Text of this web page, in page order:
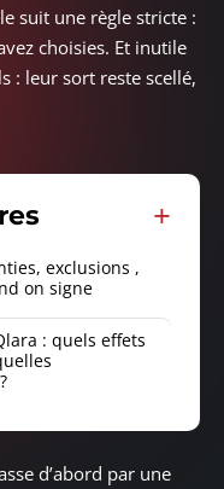
suit une règle stricte :
choisies. Et inutile
: leur sort reste scellé,
exclusions ,
on signe
: quels effets
d’abord par une